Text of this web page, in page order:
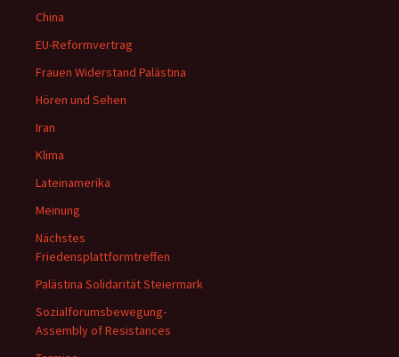
China
EU-Reformvertrag
Frauen Widerstand Palästina
Hören und Sehen
Iran
Klima
Lateinamerika
Meinung
Nächstes
Friedensplattformtreffen
Palästina Solidarität Steiermark
Sozialforumsbewegung-
Assembly of Resistances